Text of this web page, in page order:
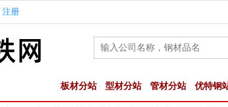
注册
板材分站 型材分站 管材分站 优特钢